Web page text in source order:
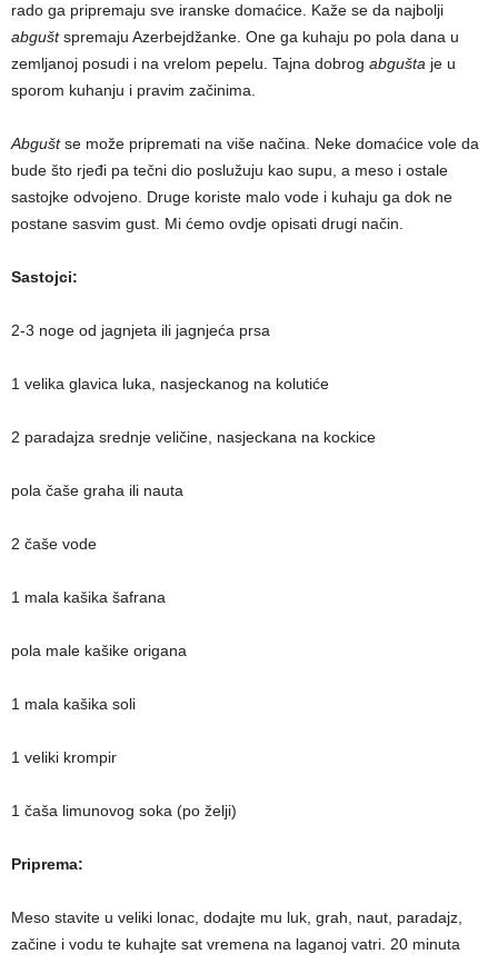
rado ga pripremaju sve iranske domaćice. Kaže se da najbolji
abguštspremaju Azerbejdžanke. One ga kuhaju po pola dana u
zemljanoj posudi i na vrelom pepelu. Tajna dobrog abgušta je u
sporom kuhanju i pravim začinima.
Abguštse može pripremati na više načina. Neke domaćice vole da
bude što rjeđi pa tečni dio poslužuju kao supu, a meso i ostale
sastojke odvojeno. Druge koriste malo vode i kuhaju ga dok ne
postane sasvim gust. Mi ćemo ovdje opisati drugi način.
Sastojci:
2-3 noge od jagnjeta ili jagnjeća prsa
1 velika glavica luka, nasjeckanog na kolutiće
2 paradajza srednje veličine, nasjeckana na kockice
pola čaše graha ili nauta
2 čaše vode
1 mala kašika šafrana
pola male kašike origana
1 mala kašika soli
1 veliki krompir
1 čaša limunovog soka (po želji)
Priprema:
Meso stavite u veliki lonac, dodajte mu luk, grah, naut, paradajz,
začine i vodu te kuhajte sat vremena na laganoj vatri. 20 minuta